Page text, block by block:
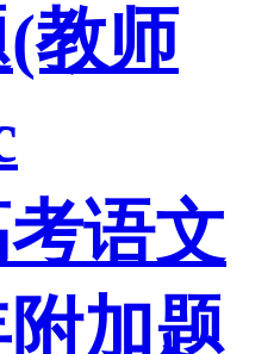
教师
语文
加题